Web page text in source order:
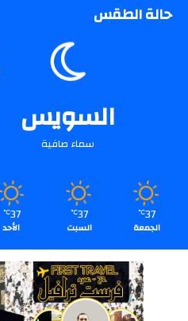
حالة الطقس
السويس
سماء صافية
37
℃
الجمعة
37
℃
السبت
37
℃
الأحد